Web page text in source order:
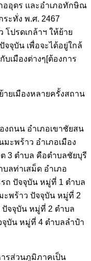
ภออุดร และอำเภอทักษิณ
ะทั่ง พ.ศ. 2467
โปรดเกล้าฯ ให้ย้าย
จุบัน เพื่อจะได้อยู่ใกล้
เมืองต่างๆ[ต้องการ
ายเมืองหลายครั้งสถาน
งถนน อำเภอเขาชัยสน
ะพร้าว อำเภอเมือง
ต 3 ตำบล คือตำบลชัยบุรี
บลท่าเสม็ด อำเภอ
ถ ปัจจุบัน หมู่ที่ 1 ตำบล
ะพร้าว ปัจจุบัน หมู่ที่ 2
จจุบัน หมู่ที่ 2 ตำบล
บัน หมู่ที่ 4 ตำบลลำปำ
ารส่วนภูมิภาคเป็น